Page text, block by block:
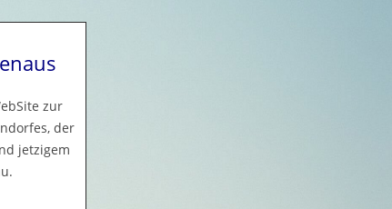
zur
der
jetzigem